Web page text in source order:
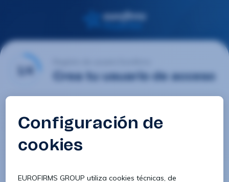
1/4 Crea tu usuario de acceso
Contraseña